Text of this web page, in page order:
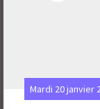
Mardi 20 janvier